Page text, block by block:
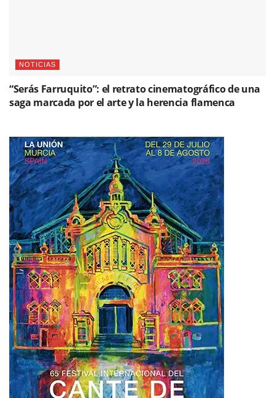
NOTICIAS
“Serás Farruquito”: el retrato cinematográfico de una
saga marcada por el arte y la herencia flamenca